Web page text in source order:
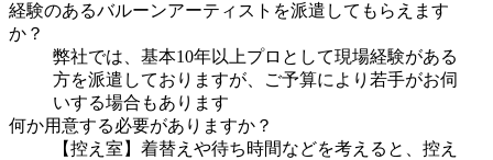
経験のあるバルーンアーティストを派遣してもらえます
か？
弊社では、基本10年以上プロとして現場経験がある
方を派遣しておりますが、ご予算により若手がお伺
いする場合もあります
何か用意する必要がありますか？
【控え室】着替えや待ち時間などを考えると、控え